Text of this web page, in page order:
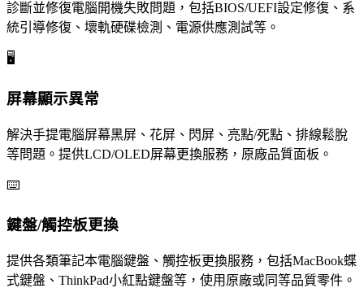
診斷並修復電腦開機失敗問題，包括BIOS/UEFI設定修復、系
統引導修復、壞軌硬碟檢測、電源供應測試等。
🖥️
屏幕顯示異常
解決手提電腦屏幕黑屏、花屏、閃屏、亮點/死點、排線鬆脫
等問題。提供LCD/OLED屏幕更換服務，原廠品質面板。
⌨️
鍵盤/觸控板更換
提供各類筆記本電腦鍵盤、觸控板更換服務，包括MacBook蝶
式鍵盤、ThinkPad小紅點鍵盤等，使用原廠或同等品質零件。